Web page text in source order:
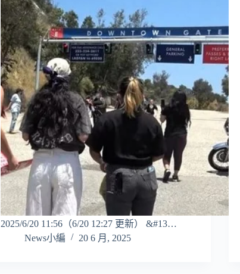
2025/6/20 11:56（6/20 12:27 更新） &#13…
News小編
20 6 月, 2025